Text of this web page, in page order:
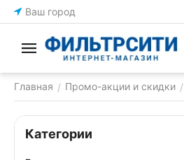
Ваш город
Главная / Промо-акции и скидки /
Категории